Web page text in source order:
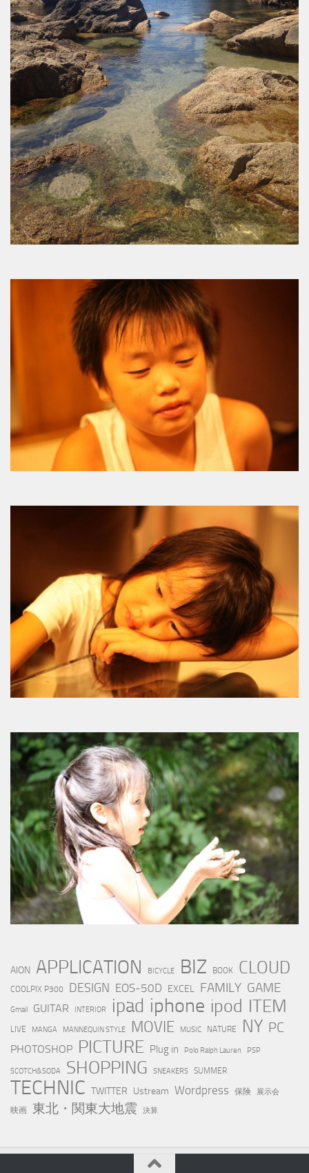
AION APPLICATION BICYCLE BIZ BOOK CLOUD
COOLPIX P300 DESIGN EOS-50D EXCEL FAMILY GAME
Gmail GUITAR INTERIOR ipad iphone ipod ITEM
LIVE MANGA MANNEQUIN STYLE MOVIE MUSIC NATURE NY PC
PHOTOSHOP PICTURE Plug in Polo Ralph Lauren PSP
SCOTCH&SODA SHOPPING SNEAKERS SUMMER
TECHNIC TWITTER Ustream Wordpress 保険 展示会
映画 東北・関東大地震 決算